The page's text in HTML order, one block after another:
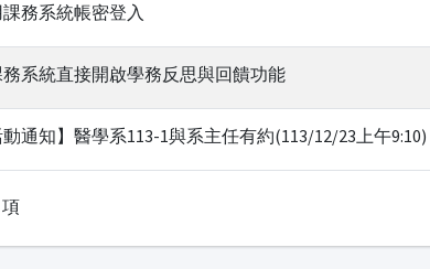
務系統帳密登入
系統直接開啟學務反思與回饋功能
動通知】醫學系113-1與系主任有約(113/12/23上午9:10)